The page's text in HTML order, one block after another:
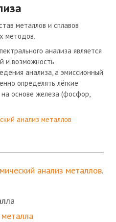
металлов и сплавов
методов.
анализа является
и возможность
анализа, а эмиссионный
определять лёгкие
основе железа (фосфор,
анализ металлов
анализ металлов.